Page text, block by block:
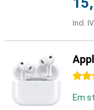
Incl.
4.5
Em